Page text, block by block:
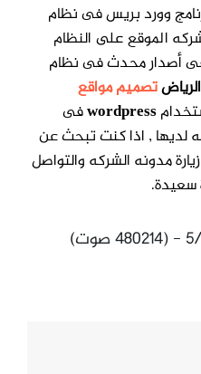
وورد بريس فى نظام
الموقع على النظام
أصدار محدث فى نظام
الرياضتصميم مواقع
wordpressفى
لديها , اذا كنت تبحث عن
مدونه الشركه والتواصل
سعيدة.
صوت)